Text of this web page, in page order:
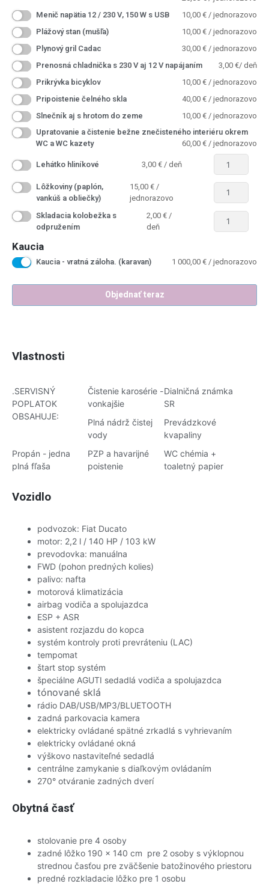
Menič napätia 12 / 230 V, 150 W s USB
10,00€/ jednorazovo
Plážový stan (mušľa)
10,00€/ jednorazovo
Plynový gril Cadac
30,00€/ jednorazovo
Prenosná chladnička s 230 V aj 12 V napájaním
3,00€/ deň
Prikrývka bicyklov
10,00€/ jednorazovo
Pripoistenie čelného skla
40,00€/ jednorazovo
Slnečník aj s hrotom do zeme
10,00€/ jednorazovo
Upratovanie a čistenie bežne znečisteného interiéru okrem
WC a WC kazety
60,00€/ jednorazovo
Lehátko hliníkové
3,00€/ deň
Lôžkoviny (paplón,
vankúš a obliečky)
15,00€/
jednorazovo
Skladacia kolobežka s
odpružením
2,00€/
deň
Kaucia
Kaucia - vratná záloha. (karavan) 1 000,00€/ jednorazovo
Objednať teraz
Vlastnosti
.SERVISNÝ
POPLATOK
OBSAHUJE:
Čistenie karosérie -
vonkajšie
Dialničná známka
SR
Plná nádrž čistej
vody
Prevádzkové
kvapaliny
Propán - jedna
plná fľaša
PZP a havarijné
poistenie
WC chémia +
toaletný papier
Vozidlo
podvozok: Fiat Ducato
motor: 2,2 l / 140 HP / 103 kW
prevodovka: manuálna
FWD (pohon predných kolies)
palivo: nafta
motorová klimatizácia
airbag vodiča a spolujazdca
ESP + ASR
asistent rozjazdu do kopca
systém kontroly proti prevráteniu (LAC)
tempomat
štart stop systém
špeciálne AGUTI sedadlá vodiča a spolujazdca
tónované sklá
rádio DAB/USB/MP3/BLUETOOTH
zadná parkovacia kamera
elektricky ovládané spätné zrkadlá s vyhrievaním
elektricky ovládané okná
výškovo nastaviteľné sedadlá
centrálne zamykanie s diaľkovým ovládaním
270° otváranie zadných dverí
Obytná časť
stolovanie pre 4 osoby
zadné lôžko 190 x 140 cm pre 2 osoby s výklopnou
strednou časťou pre zväčšenie batožinového priestoru
predné rozkladacie lôžko pre 1 osobu